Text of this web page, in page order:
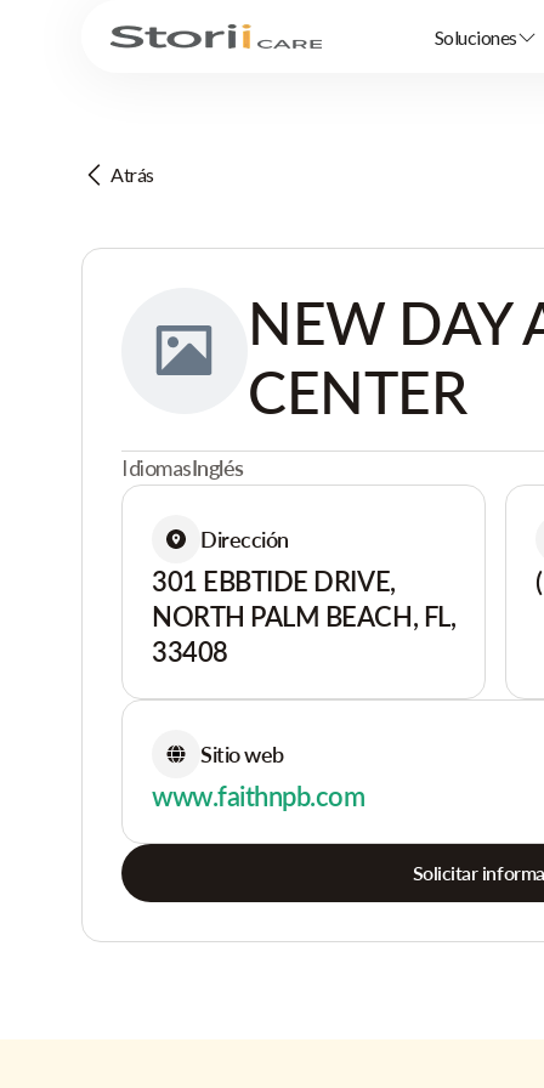
Soluciones
Atrás
NEW DAY
CENTER
IdiomasInglés
Dirección
301 EBBTIDE DRIVE,
NORTH PALM BEACH, FL,
33408
Sitio web
www.faithnpb.com
Solicitar